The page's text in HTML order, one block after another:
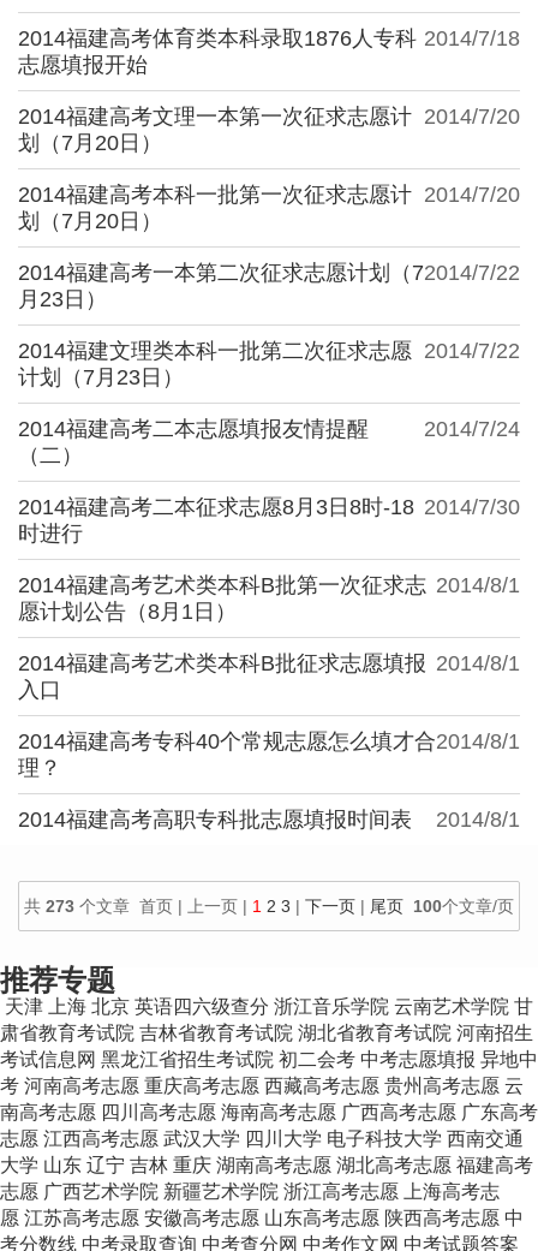
2014/7/18
2014福建高考体育类本科录取1876人专科
志愿填报开始
2014/7/20
2014福建高考文理一本第一次征求志愿计
划（7月20日）
2014/7/20
2014福建高考本科一批第一次征求志愿计
划（7月20日）
2014/7/22
2014福建高考一本第二次征求志愿计划（7
月23日）
2014/7/22
2014福建文理类本科一批第二次征求志愿
计划（7月23日）
2014/7/24
2014福建高考二本志愿填报友情提醒
（二）
2014/7/30
2014福建高考二本征求志愿8月3日8时-18
时进行
2014/8/1
2014福建高考艺术类本科B批第一次征求志
愿计划公告（8月1日）
2014/8/1
2014福建高考艺术类本科B批征求志愿填报
入口
2014/8/1
2014福建高考专科40个常规志愿怎么填才合
理？
2014/8/1
2014福建高考高职专科批志愿填报时间表
共 273 个文章 首页 | 上一页 | 1 2 3 | 下一页 | 尾页 100个文章/页
推荐专题
天津 上海 北京 英语四六级查分 浙江音乐学院 云南艺术学院 甘
肃省教育考试院 吉林省教育考试院 湖北省教育考试院 河南招生
考试信息网 黑龙江省招生考试院 初二会考 中考志愿填报 异地中
考 河南高考志愿 重庆高考志愿 西藏高考志愿 贵州高考志愿 云
南高考志愿 四川高考志愿 海南高考志愿 广西高考志愿 广东高考
志愿 江西高考志愿 武汉大学 四川大学 电子科技大学 西南交通
大学 山东 辽宁 吉林 重庆 湖南高考志愿 湖北高考志愿 福建高考
志愿 广西艺术学院 新疆艺术学院 浙江高考志愿
上海高考志
愿 江苏高考志愿 安徽高考志愿 山东高考志愿 陕西高考志愿 中
考分数线 中考录取查询 中考查分网 中考作文网 中考试题答案